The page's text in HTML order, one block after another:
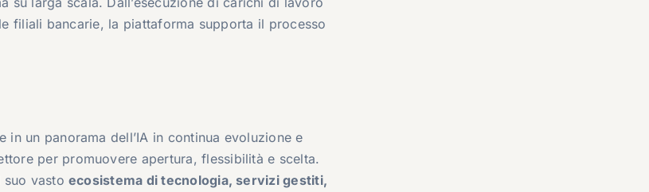
filiali bancarie, la piattaforma supporta il processo
un panorama dell’IA in continua evoluzione e
per promuovere apertura, flessibilità e scelta.
suo vasto ecosistema di tecnologia, servizi gestiti,